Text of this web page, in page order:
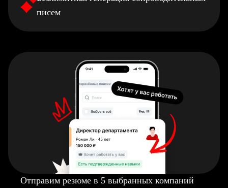
писем
Отправим резюме в 5 выбранных компаний